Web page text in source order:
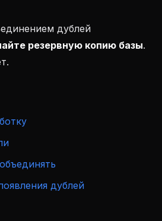
дублей
резервную копию базы.
дублей